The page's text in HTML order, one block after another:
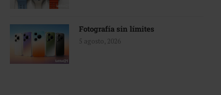
Fotografía sin límites
5 agosto, 2026